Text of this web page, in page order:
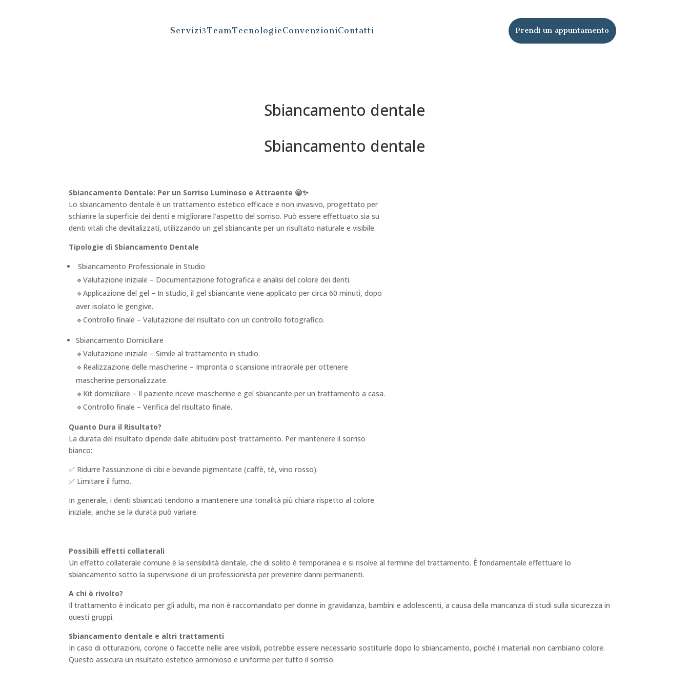
Servizi3TeamTecnologieConvenzioniContatti Prendi un appuntamento
Sbiancamento dentale
Sbiancamento dentale
Sbiancamento Dentale: Per un Sorriso Luminoso e Attraente 😁✨
Lo sbiancamento dentale è un trattamento estetico efficace e non invasivo, progettato per
schiarire la superficie dei denti e migliorare l’aspetto del sorriso. Può essere effettuato sia su
denti vitali che devitalizzati, utilizzando un gel sbiancante per un risultato naturale e visibile.
Tipologie di Sbiancamento Dentale
Sbiancamento Professionale in Studio
🔹Valutazione iniziale – Documentazione fotografica e analisi del colore dei denti.
🔹Applicazione del gel – In studio, il gel sbiancante viene applicato per circa 60 minuti, dopo
aver isolato le gengive.
🔹Controllo finale – Valutazione del risultato con un controllo fotografico.
Sbiancamento Domiciliare
🔹Valutazione iniziale – Simile al trattamento in studio.
🔹Realizzazione delle mascherine – Impronta o scansione intraorale per ottenere
mascherine personalizzate.
🔹Kit domiciliare – Il paziente riceve mascherine e gel sbiancante per un trattamento a casa.
🔹Controllo finale – Verifica del risultato finale.
Quanto Dura il Risultato?
La durata del risultato dipende dalle abitudini post-trattamento. Per mantenere il sorriso
bianco:
✅ Ridurre l’assunzione di cibi e bevande pigmentate (caffè, tè, vino rosso).
✅ Limitare il fumo.
In generale, i denti sbiancati tendono a mantenere una tonalità più chiara rispetto al colore
iniziale, anche se la durata può variare.
Possibili effetti collaterali
Un effetto collaterale comune è la sensibilità dentale, che di solito è temporanea e si risolve al termine del trattamento. È fondamentale effettuare lo
sbiancamento sotto la supervisione di un professionista per prevenire danni permanenti.
A chi è rivolto?
Il trattamento è indicato per gli adulti, ma non è raccomandato per donne in gravidanza, bambini e adolescenti, a causa della mancanza di studi sulla sicurezza in
questi gruppi.
Sbiancamento dentale e altri trattamenti
In caso di otturazioni, corone o faccette nelle aree visibili, potrebbe essere necessario sostituirle dopo lo sbiancamento, poiché i materiali non cambiano colore.
Questo assicura un risultato estetico armonioso e uniforme per tutto il sorriso.